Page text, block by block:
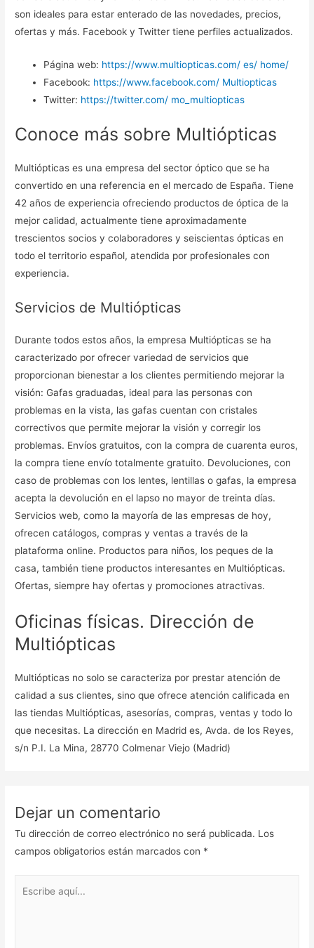
son ideales para estar enterado de las novedades, precios,
ofertas y más. Facebook y Twitter tiene perfiles actualizados.
Página web: https://www.multiopticas.com/ es/ home/
Facebook: https://www.facebook.com/ Multiopticas
Twitter: https://twitter.com/ mo_multiopticas
Conoce más sobre Multiópticas
Multiópticas es una empresa del sector óptico que se ha
convertido en una referencia en el mercado de España. Tiene
42 años de experiencia ofreciendo productos de óptica de la
mejor calidad, actualmente tiene aproximadamente
trescientos socios y colaboradores y seiscientas ópticas en
todo el territorio español, atendida por profesionales con
experiencia.
Servicios de Multiópticas
Durante todos estos años, la empresa Multiópticas se ha
caracterizado por ofrecer variedad de servicios que
proporcionan bienestar a los clientes permitiendo mejorar la
visión: Gafas graduadas, ideal para las personas con
problemas en la vista, las gafas cuentan con cristales
correctivos que permite mejorar la visión y corregir los
problemas. Envíos gratuitos, con la compra de cuarenta euros,
la compra tiene envío totalmente gratuito. Devoluciones, con
caso de problemas con los lentes, lentillas o gafas, la empresa
acepta la devolución en el lapso no mayor de treinta días.
Servicios web, como la mayoría de las empresas de hoy,
ofrecen catálogos, compras y ventas a través de la
plataforma online. Productos para niños, los peques de la
casa, también tiene productos interesantes en Multiópticas.
Ofertas, siempre hay ofertas y promociones atractivas.
Oficinas físicas. Dirección de
Multiópticas
Multiópticas no solo se caracteriza por prestar atención de
calidad a sus clientes, sino que ofrece atención calificada en
las tiendas Multiópticas, asesorías, compras, ventas y todo lo
que necesitas. La dirección en Madrid es, Avda. de los Reyes,
s/n P.I. La Mina, 28770 Colmenar Viejo (Madrid)
Dejar un comentario
Tu dirección de correo electrónico no será publicada. Los
campos obligatorios están marcados con *